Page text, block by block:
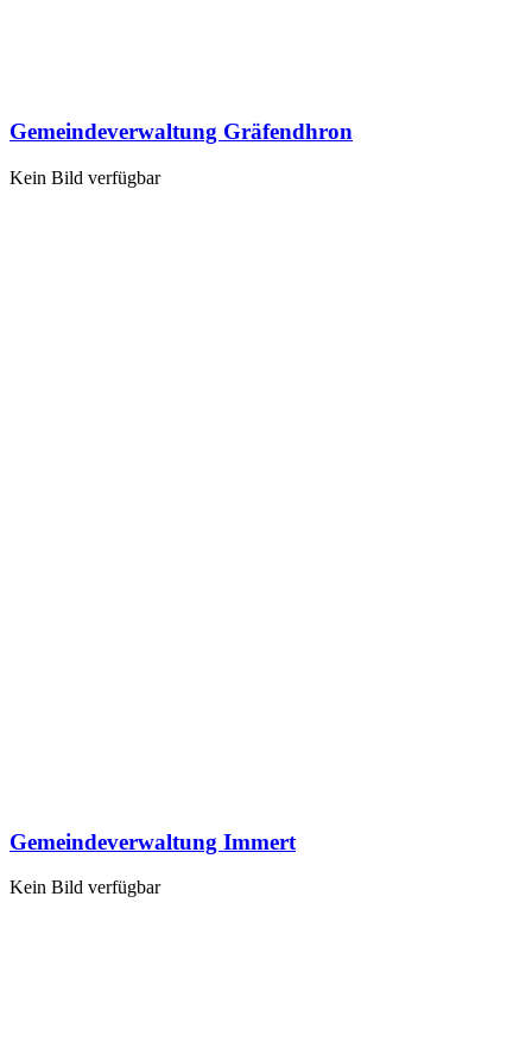
Gemeindeverwaltung Gräfendhron
Kein Bild verfügbar
Gemeindeverwaltung Immert
Kein Bild verfügbar